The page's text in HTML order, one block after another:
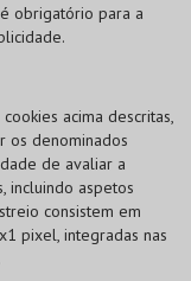
obrigatório para a
acima descritas,
os denominados
de avaliar a
incluindo aspetos
consistem em
pixel, integradas nas